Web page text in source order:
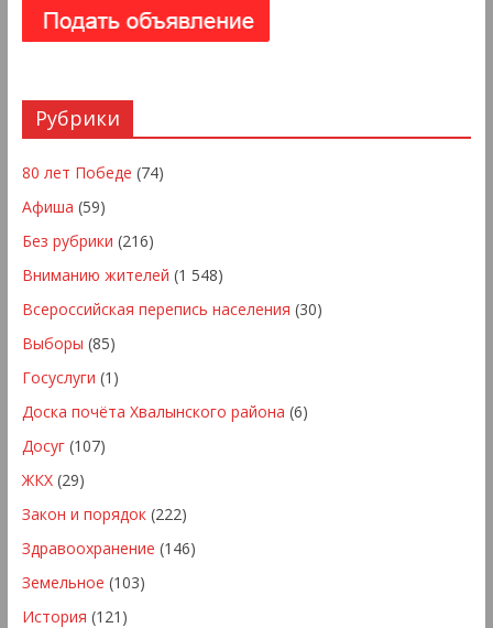
Рубрики
80 лет Победе (74)
Афиша (59)
Без рубрики (216)
Вниманию жителей (1 548)
Всероссийская перепись населения (30)
Выборы (85)
Госуслуги (1)
Доска почёта Хвалынского района (6)
Досуг(107)
ЖКХ(29)
Закон и порядок(222)
Здравоохранение (146)
Земельное (103)
История (121)